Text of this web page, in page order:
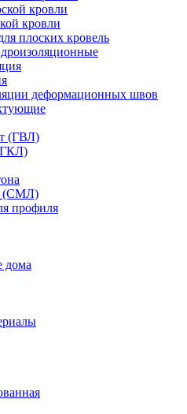
кровли
кровли
плоских кровель
деформационных швов
(ГВЛ)
(СМЛ)
профиля
дома